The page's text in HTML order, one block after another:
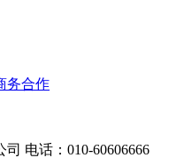
务合作
电话：010-60606666